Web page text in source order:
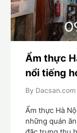
Ẩm thực
nổi tiếng
By Dacsan.com
Ẩm thực Hà
những quán